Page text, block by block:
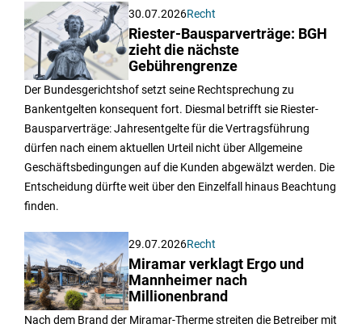
30.07.2026Recht
Riester-Bausparverträge: BGH
zieht die nächste
Gebührengrenze
Der Bundesgerichtshof setzt seine Rechtsprechung zu
Bankentgelten konsequent fort. Diesmal betrifft sie Riester-
Bausparverträge: Jahresentgelte für die Vertragsführung
dürfen nach einem aktuellen Urteil nicht über Allgemeine
Geschäftsbedingungen auf die Kunden abgewälzt werden. Die
Entscheidung dürfte weit über den Einzelfall hinaus Beachtung
finden.
29.07.2026Recht
Miramar verklagt Ergo und
Mannheimer nach
Millionenbrand
Nach dem Brand der Miramar-Therme streiten die Betreiber mit